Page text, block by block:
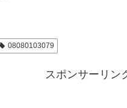
08080103079
スポンサーリン